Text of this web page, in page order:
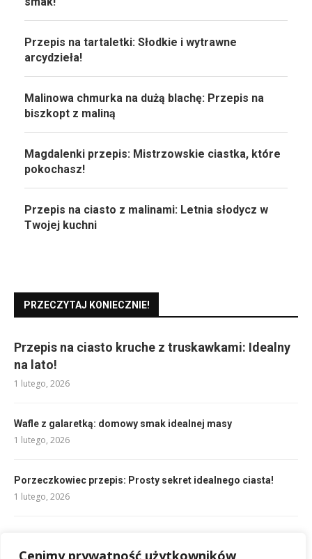
Cenimy prywatność użytkowników
Przepis na tartaletki: Słodkie i wytrawne
arcydzieła!
Malinowa chmurka na dużą blachę: Przepis na
biszkopt z maliną
Magdalenki przepis: Mistrzowskie ciastka, które
pokochasz!
Przepis na ciasto z malinami: Letnia słodycz w
Twojej kuchni
PRZECZYTAJ KONIECZNIE!
Przepis na ciasto kruche z truskawkami: Idealny
na lato!
1 lutego, 2026
Wafle z galaretką: domowy smak idealnej masy
1 lutego, 2026
Porzeczkowiec przepis: Prosty sekret idealnego ciasta!
1 lutego, 2026
9 lutego, 2026